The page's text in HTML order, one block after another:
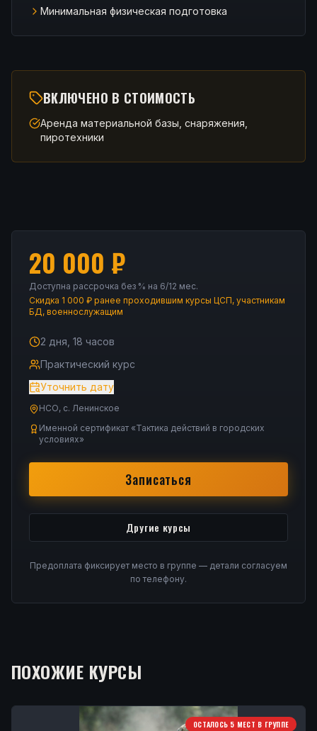
Минимальная физическая подготовка
ВКЛЮЧЕНО В СТОИМОСТЬ
Аренда материальной базы, снаряжения,
пиротехники
20 000 ₽
Доступна рассрочка без % на 6/12 мес.
Скидка 1 000 ₽ ранее проходившим курсы ЦСП, участникам
БД, военнослужащим
2 дня, 18 часов
Практический курс
Уточнить дату
НСО, с. Ленинское
Именной сертификат «Тактика действий в городских
условиях»
Записаться
Другие курсы
Предоплата фиксирует место в группе — детали согласуем
по телефону.
ПОХОЖИЕ КУРСЫ
ОСТАЛОСЬ 5 МЕСТ В ГРУППЕ